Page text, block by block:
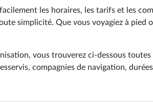
les horaires, les tarifs et les
simplicité. Que vous voyagiez à pied
vous trouverez ci-dessous
compagnies de navigation,